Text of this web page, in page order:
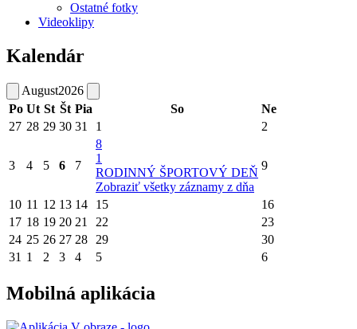
Ostatné fotky
Videoklipy
Kalendár
August2026
Po Ut St Št Pia So
Ne
27 28 29 30 31 1 2
3 4 5 6 7
8
1
RODINNÝ ŠPORTOVÝ DEŇ
Zobraziť všetky záznamy z dňa
9
10 11 12 13 14 15
16
17 18 19 20 21 22
23
24 25 26 27 28 29
30
31 1 2 3 4 5 6
Mobilná aplikácia